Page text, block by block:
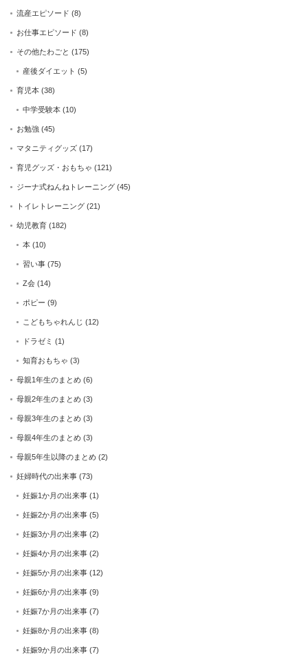
流産エピソード (8)
お仕事エピソード (8)
その他たわごと (175)
産後ダイエット (5)
育児本 (38)
中学受験本 (10)
お勉強 (45)
マタニティグッズ (17)
育児グッズ・おもちゃ (121)
ジーナ式ねんねトレーニング (45)
トイレトレーニング (21)
幼児教育 (182)
本 (10)
習い事 (75)
Z会 (14)
ポピー (9)
こどもちゃれんじ (12)
ドラゼミ (1)
知育おもちゃ (3)
母親1年生のまとめ (6)
母親2年生のまとめ (3)
母親3年生のまとめ (3)
母親4年生のまとめ (3)
母親5年生以降のまとめ (2)
妊婦時代の出来事 (73)
妊娠1か月の出来事 (1)
妊娠2か月の出来事 (5)
妊娠3か月の出来事 (2)
妊娠4か月の出来事 (2)
妊娠5か月の出来事 (12)
妊娠6か月の出来事 (9)
妊娠7か月の出来事 (7)
妊娠8か月の出来事 (8)
妊娠9か月の出来事 (7)